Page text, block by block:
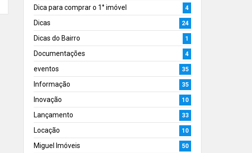
Dica para comprar o 1° imóvel 4
Dicas 24
Dicas do Bairro 1
Documentações 4
eventos 35
Informação 35
Inovação 10
Lançamento 33
Locação 10
Miguel Imóveis 50